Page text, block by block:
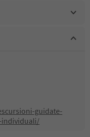
guidate-
individuali/